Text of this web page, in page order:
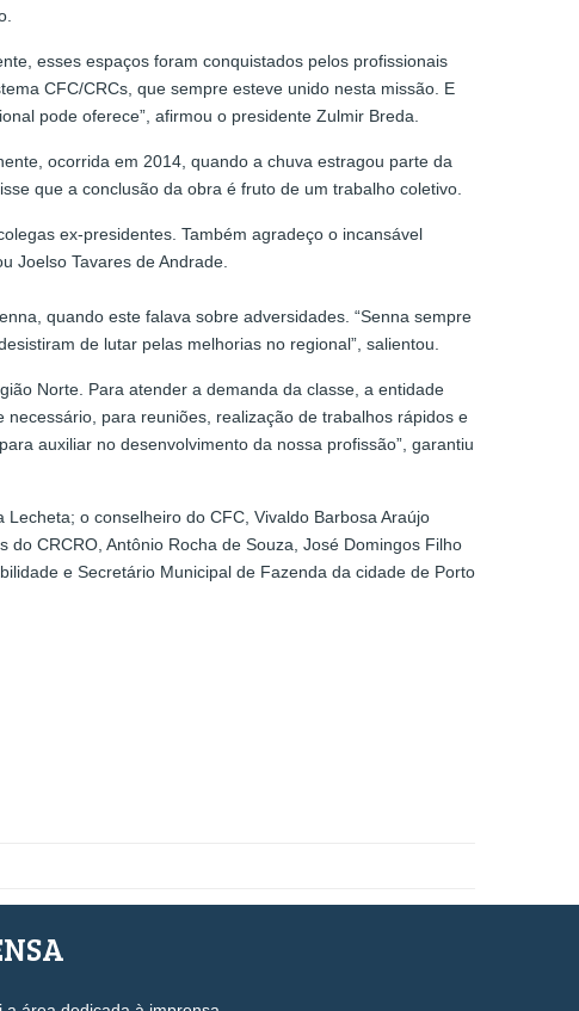
esses espaços foram conquistados pelos profissionais
CFC/CRCs, que sempre esteve unido nesta missão. E
pode oferece”, afirmou o presidente Zulmir Breda.
ocorrida em 2014, quando a chuva estragou parte da
que a conclusão da obra é fruto de um trabalho coletivo.
ex-presidentes. Também agradeço o incansável
Joelso Tavares de Andrade.
quando este falava sobre adversidades. “Senna sempre
de lutar pelas melhorias no regional”, salientou.
Norte. Para atender a demanda da classe, a entidade
para reuniões, realização de trabalhos rápidos e
auxiliar no desenvolvimento da nossa profissão”, garantiu
o conselheiro do CFC, Vivaldo Barbosa Araújo
CRCRO, Antônio Rocha de Souza, José Domingos Filho
e Secretário Municipal de Fazenda da cidade de Porto